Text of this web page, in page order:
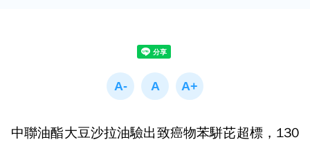
中聯油酯大豆沙拉油驗出致癌物苯駢芘超標，130